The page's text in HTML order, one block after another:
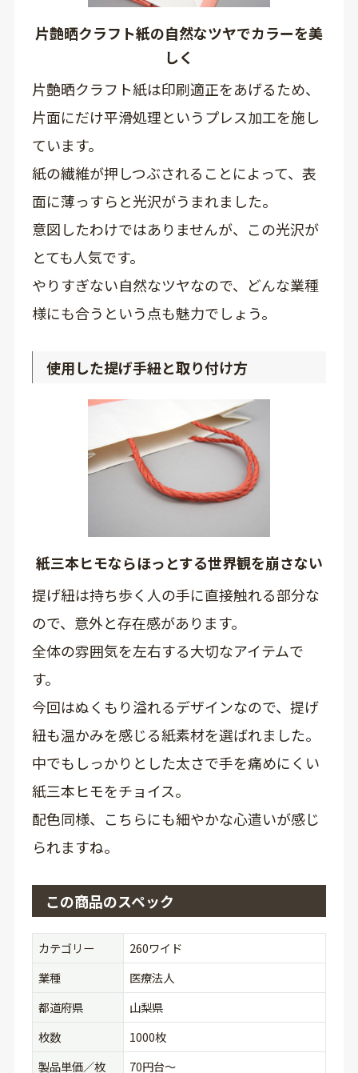
片艶晒クラフト紙の自然なツヤでカラーを美
しく
片艶晒クラフト紙は印刷適正をあげるため、
片面にだけ平滑処理というプレス加工を施し
ています。
紙の繊維が押しつぶされることによって、表
面に薄っすらと光沢がうまれました。
意図したわけではありませんが、この光沢が
とても人気です。
やりすぎない自然なツヤなので、どんな業種
様にも合うという点も魅力でしょう。
使用した提げ手紐と取り付け方
紙三本ヒモならほっとする世界観を崩さない
提げ紐は持ち歩く人の手に直接触れる部分な
ので、意外と存在感があります。
全体の雰囲気を左右する大切なアイテムで
す。
今回はぬくもり溢れるデザインなので、提げ
紐も温かみを感じる紙素材を選ばれました。
中でもしっかりとした太さで手を痛めにくい
紙三本ヒモをチョイス。
配色同様、こちらにも細やかな心遣いが感じ
られますね。
この商品のスペック
カテゴリー
260ワイド
業種
医療法人
都道府県
山梨県
枚数
1000枚
製品単価／枚
70円台〜